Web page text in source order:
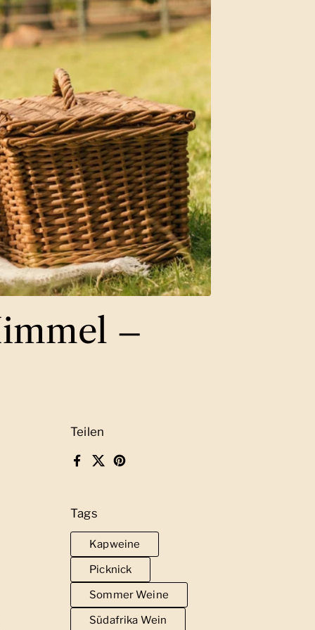
–
Teilen
Facebook
X (Twitter)
Pinterest
Tags
Kapweine
Picknick
Sommer Weine
Südafrika Wein